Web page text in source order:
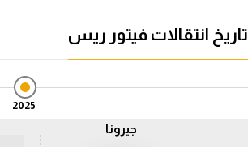
تاريخ انتقالات فيتور ريس
2025
جيرونا